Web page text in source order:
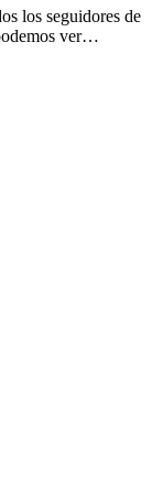
los seguidores de
ver…